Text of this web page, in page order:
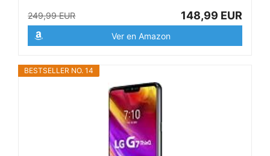
249,99 EUR 148,99 EUR
Ver en Amazon
BESTSELLER NO. 14